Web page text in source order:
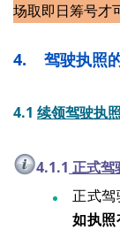
场取即日筹号才
4. 驾驶执照
4.1 续领驾驶执照
4.1.1 正式驾
正式驾
如执